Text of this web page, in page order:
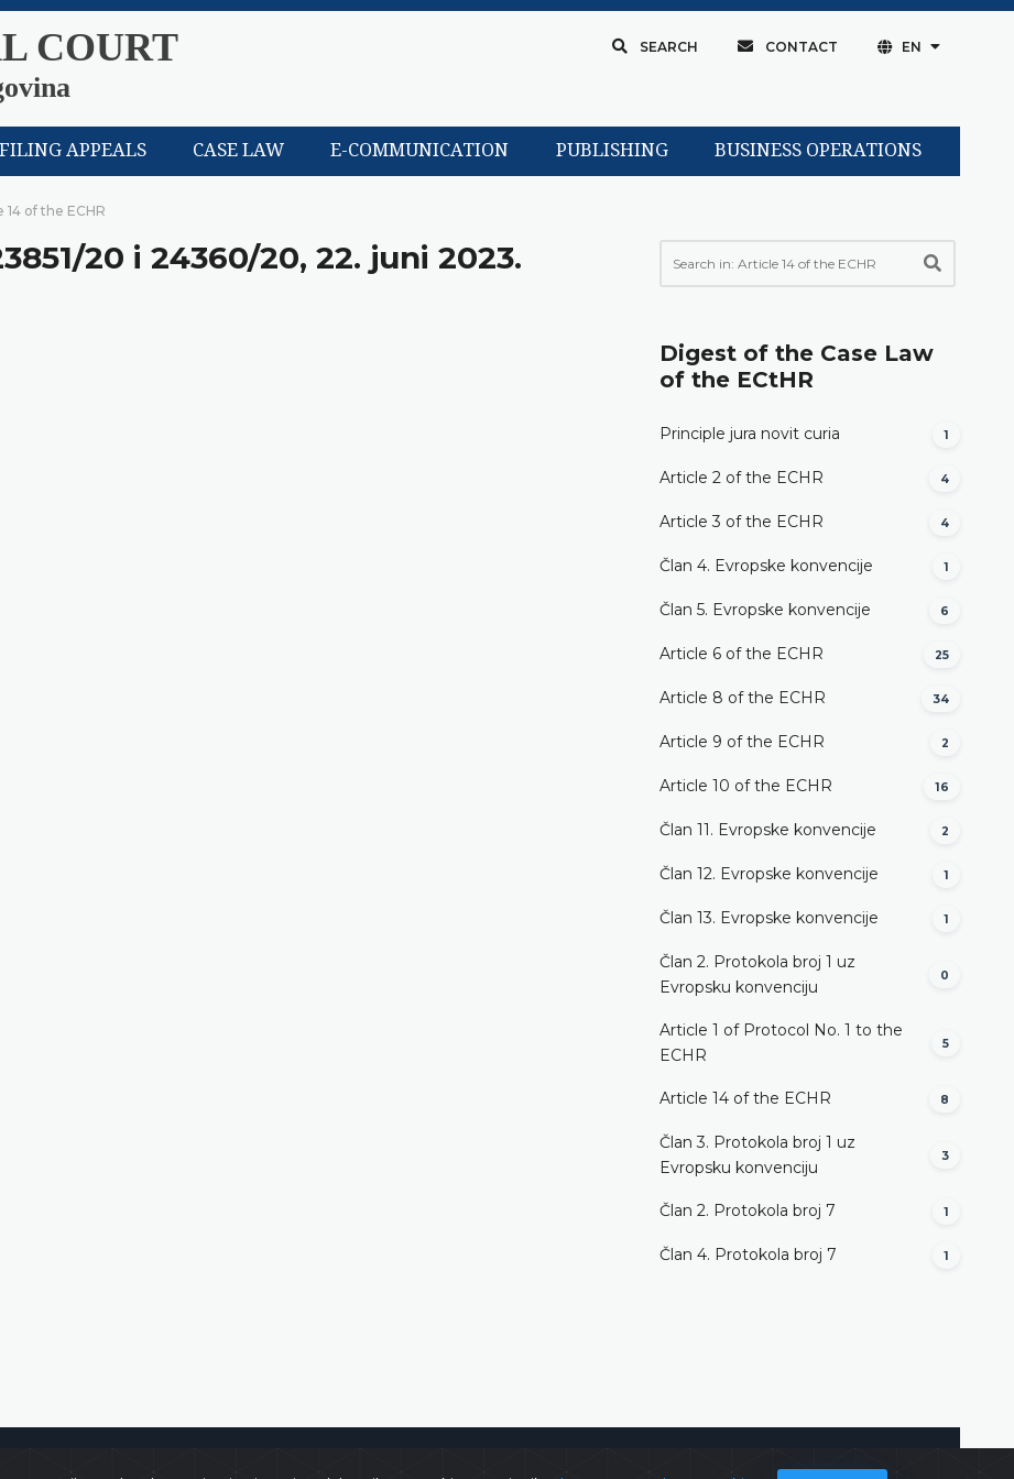
COURT SEARCH CONTACT EN
FILING APPEALS CASE LAW E-COMMUNICATION PUBLISHING BUSINESS OPERATIONS
14 of the ECHR
20 i 24360/20, 22. juni 2023.
Digest of the Case Law
of the ECtHR
Principle jura novit curia 1
Article 2 of the ECHR 4
Article 3 of the ECHR 4
Član 4. Evropske konvencije 1
Član 5. Evropske konvencije 6
Article 6 of the ECHR 25
Article 8 of the ECHR 34
Article 9 of the ECHR 2
Article 10 of the ECHR 16
Član 11. Evropske konvencije 2
Član 12. Evropske konvencije 1
Član 13. Evropske konvencije 1
Član 2. Protokola broj 1 uz
Evropsku konvenciju
0
Article 1 of Protocol No. 1 to the
ECHR
5
Article 14 of the ECHR 8
Član 3. Protokola broj 1 uz
Evropsku konvenciju
3
Član 2. Protokola broj 7 1
Član 4. Protokola broj 7 1